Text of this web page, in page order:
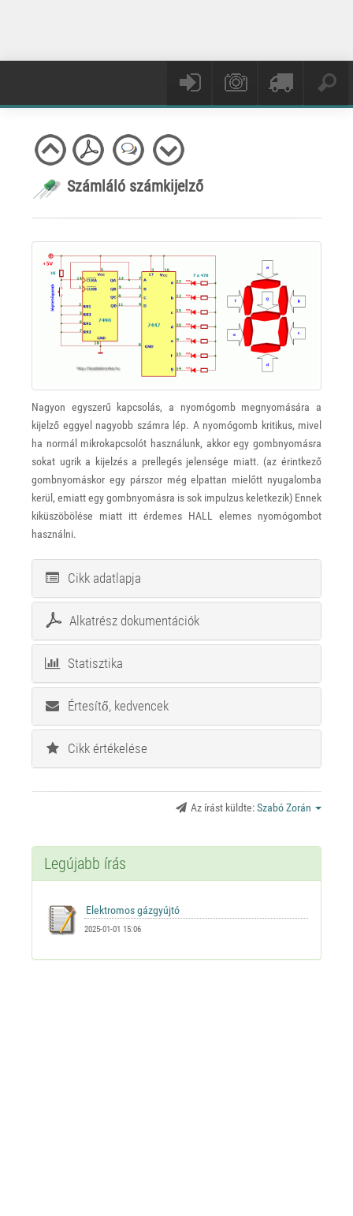
Számláló számkijelző
Nagyon egyszerű kapcsolás, a nyomógomb megnyomására a
kijelző eggyel nagyobb számra lép. A nyomógomb kritikus, mivel
ha normál mikrokapcsolót használunk, akkor egy gombnyomásra
sokat ugrik a kijelzés a prellegés jelensége miatt. (az érintkező
gombnyomáskor egy párszor még elpattan mielőtt nyugalomba
kerül, emiatt egy gombnyomásra is sok impulzus keletkezik) Ennek
kiküszöbölése miatt itt érdemes HALL elemes nyomógombot
használni.
Cikk adatlapja
Alkatrész dokumentációk
Statisztika
Értesítő, kedvencek
Cikk értékelése
Az írást küldte:Szabó Zorán
Legújabb írás
2025-01-01 15:06